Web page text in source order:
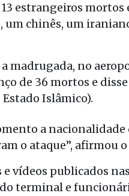
estrangeiros
um chinês, um
madrugada, no
de 36 mortos e
Estado Islâmico).
a
o ataque”, afirmou
vídeos publicados
terminal e